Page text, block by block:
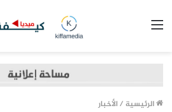
الرئيسية /الأخبار